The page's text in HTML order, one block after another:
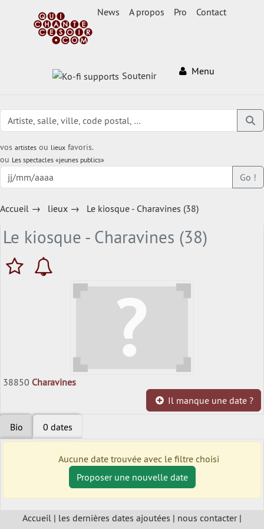
News A propos Pro Contact
Soutenir Menu
vos artistes ou lieux favoris.
ou Les spectacles «jeunes publics»
Go !
Accueil → lieux → Le kiosque - Charavines (38)
Le kiosque - Charavines (38)
38850 Charavines
Il manque une date ?
Bio 0 dates
Aucune date trouvée avec le filtre choisi
Proposer une nouvelle date
Accueil | les dernières dates ajoutées | nous contacter|